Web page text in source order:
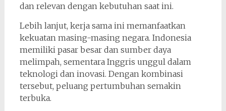
dan relevan dengan kebutuhan saat ini.
Lebih lanjut, kerja sama ini memanfaatkan
kekuatan masing-masing negara. Indonesia
memiliki pasar besar dan sumber daya
melimpah, sementara Inggris unggul dalam
teknologi dan inovasi. Dengan kombinasi
tersebut, peluang pertumbuhan semakin
terbuka.